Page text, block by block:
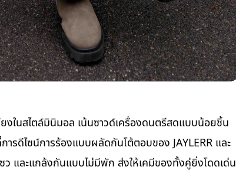
งในสไตล์มินิมอล เน้นซาวด์เครื่องดนตรีสดแบบน้อยชิ้น
รดีไซน์การร้องแบบผลัดกันโต้ตอบของ JAYLERR และ
และแกล้งกันแบบไม่มีพัก ส่งให้เคมีของทั้งคู่ยิ่งโดดเด่น